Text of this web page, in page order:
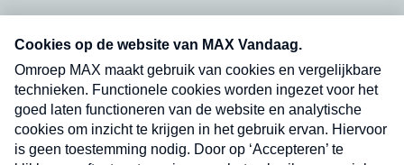
nieuwsbrief. Elke vrijdag- en dinsdagochtend in
uw mailbox.
Verzend